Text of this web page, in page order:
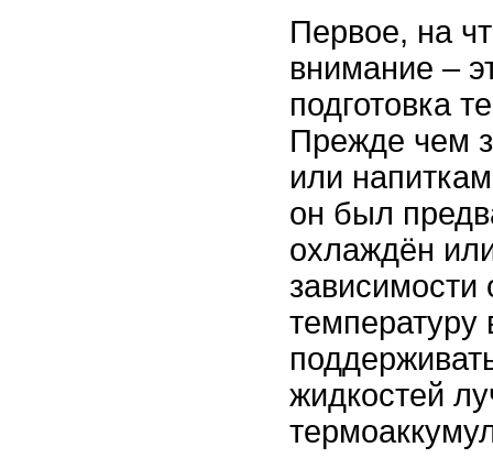
Первое, на
внимание –
подготовка
Прежде чем
или
он был
охлаждён
зависимости
температуру
жидкостей